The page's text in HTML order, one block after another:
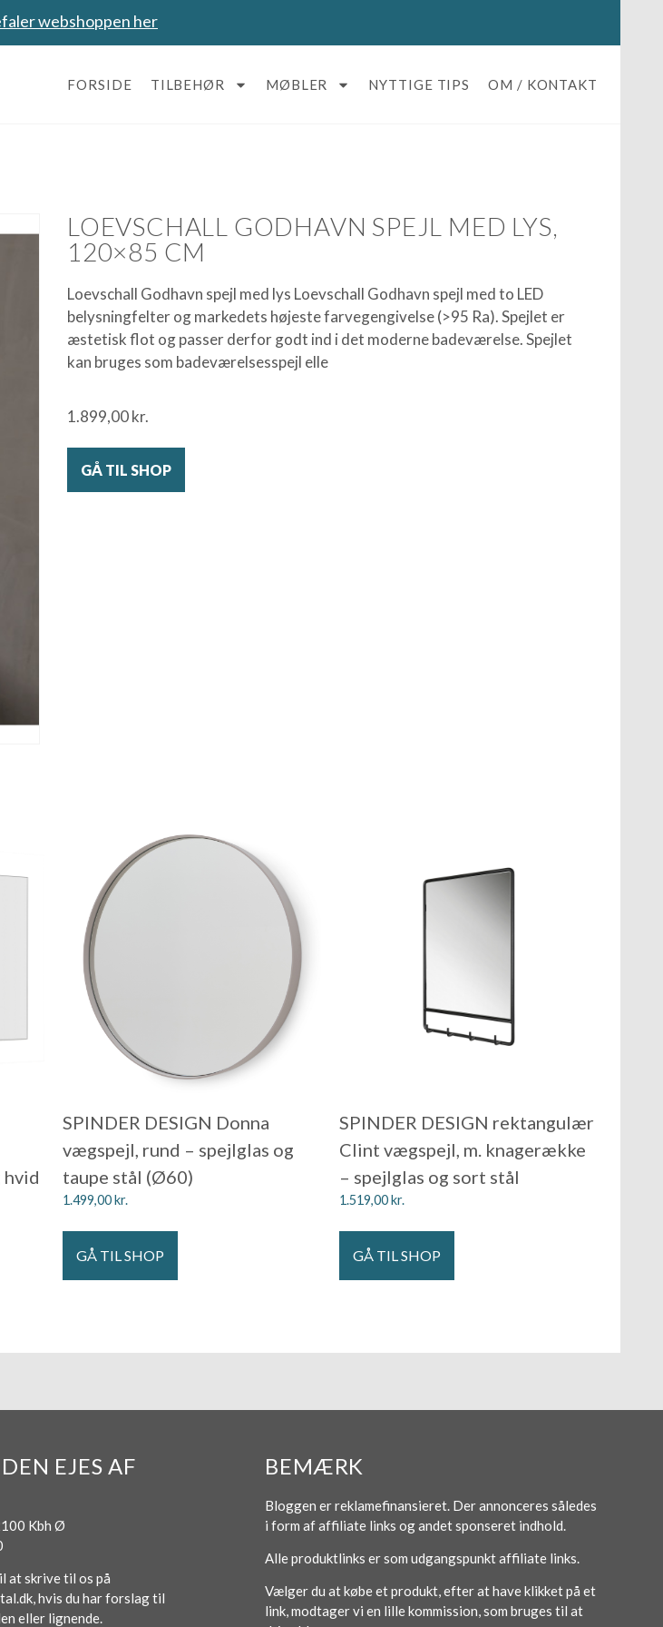
webshoppen her
FORSIDE TILBEHØR MØBLER NYTTIGE TIPS OM / KONTAKT
LOEVSCHALL GODHAVN SPEJL MED LYS,
120×85 CM
Loevschall Godhavn spejl med lys Loevschall Godhavn spejl med to LED
belysningfelter og markedets højeste farvegengivelse (>95 Ra). Spejlet er
æstetisk flot og passer derfor godt ind i det moderne badeværelse. Spejlet
kan bruges som badeværelsesspejl elle
1.899,00kr.
GÅ TIL SHOP
SPINDER DESIGN Donna
vægspejl, rund – spejlglas og
taupe stål (Ø60)
1.499,00kr.
GÅ TIL SHOP
SPINDER DESIGN rektangulær
Clint vægspejl, m. knagerække
– spejlglas og sort stål
1.519,00kr.
GÅ TIL SHOP
EJES AF
Kbh Ø
at skrive til os på
hvis du har forslag til
eller lignende.
BEMÆRK
Bloggen er reklamefinansieret. Der annonceres således
i form af affiliate links og andet sponseret indhold.
Alle produktlinks er som udgangspunkt affiliate links.
Vælger du at købe et produkt, efter at have klikket på et
link, modtager vi en lille kommission, som bruges til at